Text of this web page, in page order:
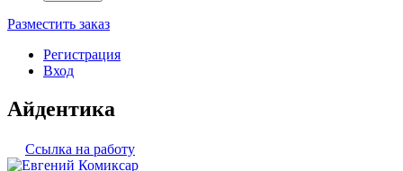
Разместить заказ
Регистрация
Вход
Айдентика
Ссылка на работу